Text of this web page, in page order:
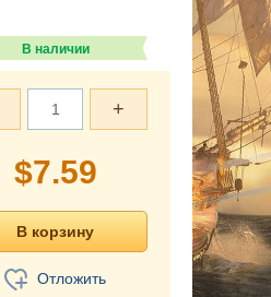
В наличии
+
$7.59
Отложить